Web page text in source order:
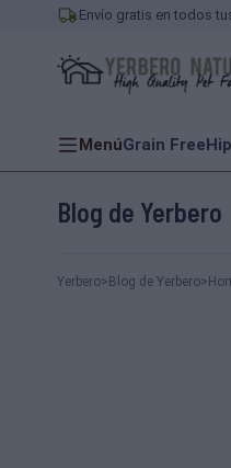
Envío gratis en todos
MenúGrain Free
Blog de Yerbero
Yerbero> Blog de Yerbero>